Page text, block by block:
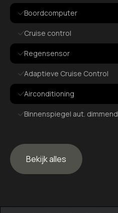
Boordcomputer
Cruise control
Regensensor
Adaptieve Cruise Control
Airconditioning
Binnenspiegel aut. dimmend
Elek. verstelbare spiegels
In hoogte verstelbaar stuur
Exterieur
Bekijk alles